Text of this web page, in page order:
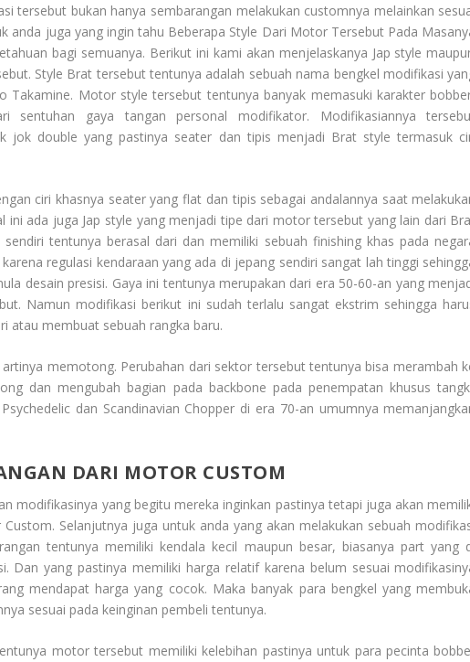
tersebut bukan hanya sembarangan melakukan customnya melainkan
anda juga yang ingin tahu Beberapa Style Dari Motor Tersebut Pada
bagi semuanya. Berikut ini kami akan menjelaskanya Jap style
Style Brat tersebut tentunya adalah sebuah nama bengkel modifikasi
Takamine. Motor style tersebut tentunya banyak memasuki karakter
gaya tangan personal modifikator. Modifikasiannya
jok double yang pastinya seater dan tipis menjadi Brat style termasuk
ciri khasnya seater yang flat dan tipis sebagai andalannya saat
ini ada juga Jap style yang menjadi tipe dari motor tersebut yang lain dari
tentunya berasal dari dan memiliki sebuah finishing khas pada
regulasi kendaraan yang ada di jepang sendiri sangat lah tinggi
desain presisi. Gaya ini tentunya merupakan dari era 50-60-an yang
Namun modifikasi berikut ini sudah terlalu sangat ekstrim sehingga
atau membuat sebuah rangka baru.
memotong. Perubahan dari sektor tersebut tentunya bisa merambah
dan mengubah bagian pada backbone pada penempatan khusus
dan Scandinavian Chopper di era 70-an umumnya
DARI MOTOR CUSTOM
modifikasinya yang begitu mereka inginkan pastinya tetapi juga akan
Custom. Selanjutnya juga untuk anda yang akan melakukan sebuah
tentunya memiliki kendala kecil maupun besar, biasanya part yang
Dan yang pastinya memiliki harga relatif karena belum sesuai
mendapat harga yang cocok. Maka banyak para bengkel yang
sesuai pada keinginan pembeli tentunya.
motor tersebut memiliki kelebihan pastinya untuk para pecinta